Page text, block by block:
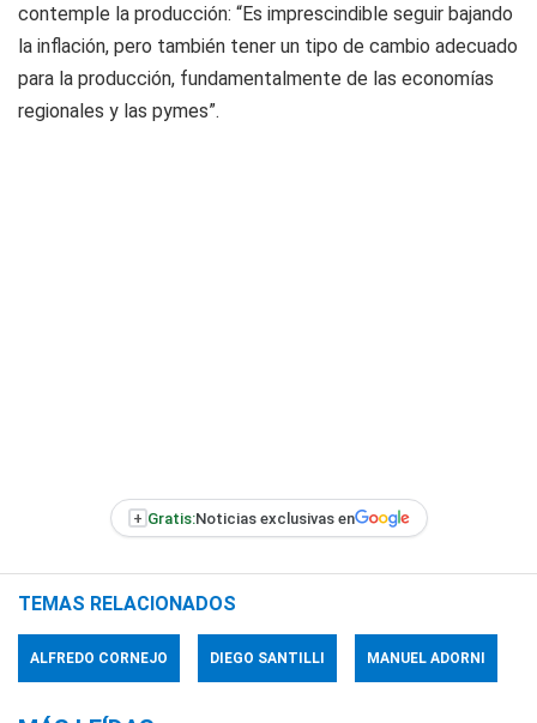
contemple la producción: “Es imprescindible seguir bajando
la inflación, pero también tener un tipo de cambio adecuado
para la producción, fundamentalmente de las economías
regionales y las pymes”.
+ Gratis:Noticias exclusivas en
TEMAS RELACIONADOS
ALFREDO CORNEJO DIEGO SANTILLI MANUEL ADORNI